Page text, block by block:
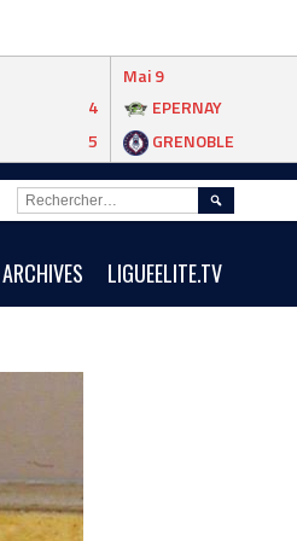
4
5
Mai 9
EPERNAY
GRENOBLE
ARCHIVES LIGUEELITE.TV
RECHERCHER :